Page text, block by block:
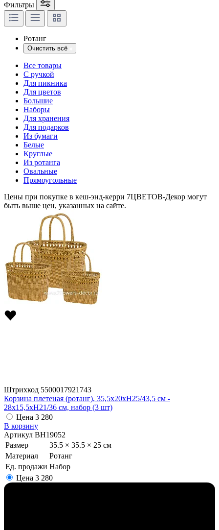
Фильтры
Ротанг
Очистить всё
Все товары
С ручкой
Для пикника
Для цветов
Большие
Наборы
Для хранения
Для подарков
Из бумаги
Белые
Круглые
Из ротанга
Овальные
Прямоугольные
Цены при покупке в кеш-энд-керри 7ЦВЕТОВ-Декор могут
быть выше цен, указанных на сайте.
Штрихкод 5500017921743
Корзина плетеная (ротанг), 35,5x20xH25/43,5 см -
28x15,5xH21/36 см, набор (3 шт)
Цена 3 280
В корзину
Артикул BH19052
Размер
35.5 × 35.5 × 25 см
Материал
Ротанг
Ед. продажи Набор
Цена 3 280